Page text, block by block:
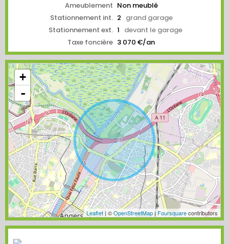
Ameublement Non meublé
Stationnement int. 2 grand garage
Stationnement ext. 1 devant le garage
Taxe foncière 3 070 €/an
+
-
Leaflet| ©OpenStreetMap|Foursquarecontributors